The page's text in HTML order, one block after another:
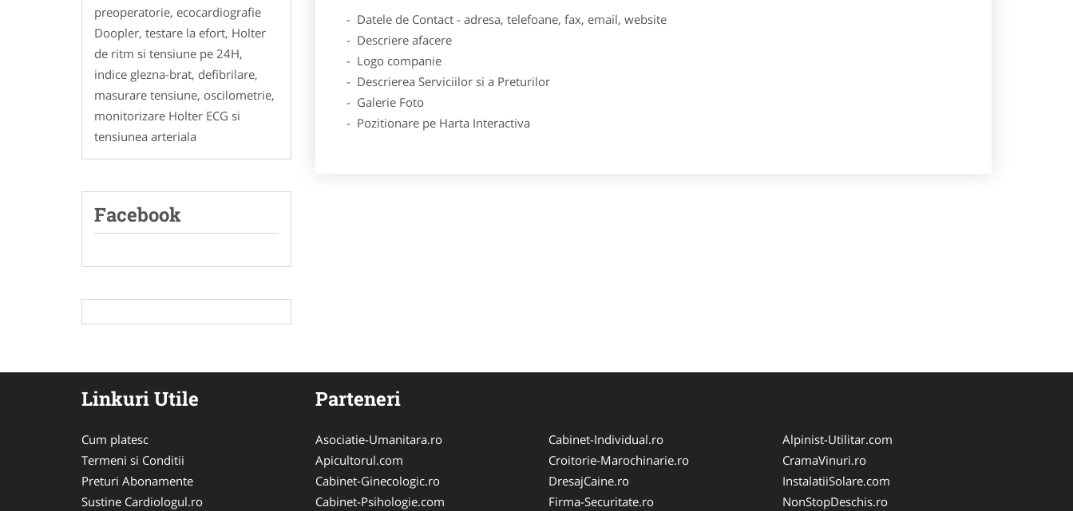
preoperatorie, ecocardiografie
Doopler, testare la efort, Holter
de ritm si tensiune pe 24H,
indice glezna-brat, defibrilare,
masurare tensiune, oscilometrie,
monitorizare Holter ECG si
tensiunea arteriala
Facebook
- Datele de Contact - adresa, telefoane, fax, email, website
- Descriere afacere
- Logo companie
- Descrierea Serviciilor si a Preturilor
- Galerie Foto
- Pozitionare pe Harta Interactiva
Linkuri Utile
Cum platesc
Termeni si Conditii
Preturi Abonamente
Sustine Cardiologul.ro
Parteneri
Asociatie-Umanitara.ro
Apicultorul.com
Cabinet-Ginecologic.ro
Cabinet-Psihologie.com
Cabinet-Individual.ro
Croitorie-Marochinarie.ro
DresajCaine.ro
Firma-Securitate.ro
Alpinist-Utilitar.com
CramaVinuri.ro
InstalatiiSolare.com
NonStopDeschis.ro